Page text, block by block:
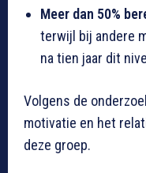
Meer dan 50%
terwijl bij andere
na tien jaar dit
Volgens de
motivatie en het
deze groep.